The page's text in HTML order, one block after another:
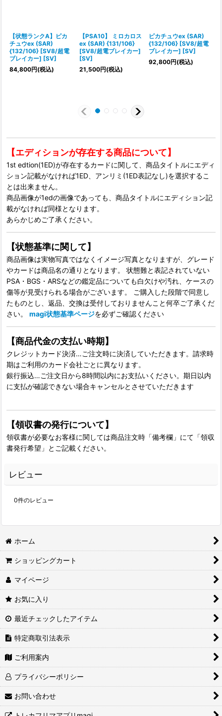
【状態ランクA】ピカ
チュウex (SAR)
{132/106} [SV8/超電
ブレイカー] [SV]
84,800円(税込)
【PSA10】 ミロカロス
ex (SAR) {131/106}
[SV8/超電ブレイカー]
[SV]
21,500円(税込)
ピカチュウex (SAR)
{132/106} [SV8/超電
ブレイカー] [SV]
92,800円(税込)
【エディションが存在する商品について】
1st edtion(1ED)が存在するカードに関して、商品タイトルにエディ
ション記載がなければ1ED、アンリミ(1ED表記なし)を選択するこ
とは出来ません。
商品画像が1edの画像であっても、商品タイトルにエディション記
載がなければ同様となります。
あらかじめご了承ください。
【状態基準に関して】
商品画像は実物写真ではなくイメージ写真となりますが、グレード
やカードは商品名の通りとなります。 状態難と表記されていない
PSA・BGS・ARSなどの鑑定品についても白欠けや汚れ、ケースの
傷等が見受けられる場合がございます。 ご購入した段階で同意し
たものとし、返品、交換は受付しておりませんこと何卒ご了承くだ
さい。 magi状態基準ページを必ずご確認ください
【商品代金の支払い時期】
クレジットカード決済…ご注文時に決済していただきます。請求時
期はご利用のカード会社ごとに異なります。
銀行振込…ご注文日から8時間以内にお支払いください。期日以内
に支払が確認できない場合キャンセルとさせていただきます
【領収書の発行について】
領収書が必要なお客様に関しては商品注文時「備考欄」にて「領収
書発行希望」とご記載ください。
レビュー
0件のレビュー
ホーム
ショッピングカート
マイページ
お気に入り
最近チェックしたアイテム
特定商取引法表示
ご利用案内
プライバシーポリシー
お問い合わせ